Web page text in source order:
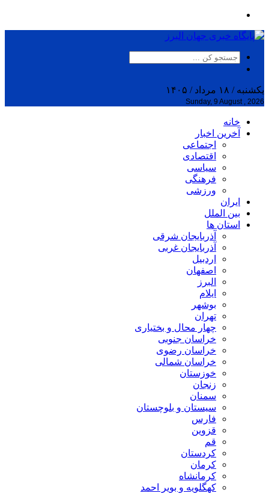
یکشنبه / ۱۸ مرداد / ۱۴۰۵
Sunday, 9 August , 2026
خانه
آخرین اخبار
اجتماعی
اقتصادی
سیاسی
فرهنگی
ورزشی
ایران
بین الملل
استان ها
آذربایجان شرقی
آذربایجان غربی
اردبیل
اصفهان
البرز
ایلام
بوشهر
تهران
چهار محال و بختیاری
خراسان جنوبی
خراسان رضوی
خراسان شمالی
خوزستان
زنجان
سمنان
سیستان و بلوچستان
فارس
قزوین
قم
کردستان
کرمان
کرمانشاه
کهگلویه و بویر احمد